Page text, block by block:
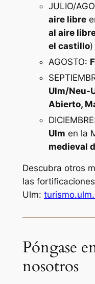
JULIO/
aire libre
al aire
el castillo)
AGOSTO:
Ulm/Neu-
Abierto,
Ulm en la
medieval
Descubra otros
las
Ulm:
Póngase
nosotros